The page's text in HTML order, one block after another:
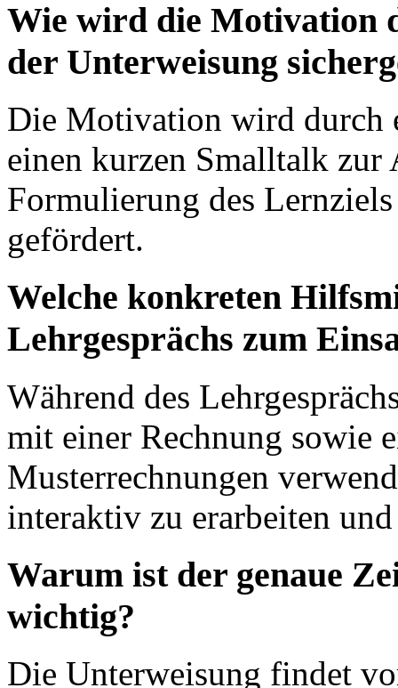
Wie wird die Motivation
der Unterweisung
Die Motivation wird durch
einen kurzen Smalltalk
Formulierung des
gefördert.
Welche konkreten
Lehrgesprächs zum
Während des
mit einer Rechnung sowie
Musterrechnungen
interaktiv zu erarbeiten
Warum ist der genaue
wichtig?
Die Unterweisung findet